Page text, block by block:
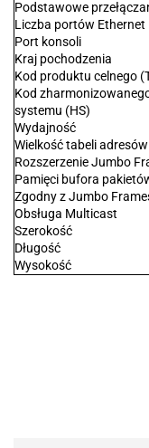
Podstawowe
Liczba portów Ethernet
Port konsoli
Kraj pochodzenia
Kod produktu celnego
Kod
systemu (HS)
Wydajność
Wielkość tabeli adresów
Rozszerzenie Jumbo
Pamięci bufora
Zgodny z Jumbo
Obsługa Multicast
Szerokość
Długość
Wysokość